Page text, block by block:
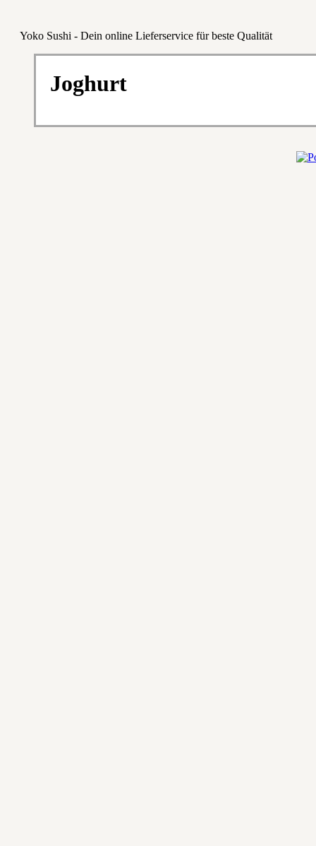
Yoko Sushi - Dein online Lieferservice für beste Qualität
Joghurt